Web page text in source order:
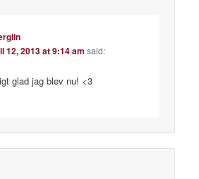
12, 2013 at 9:14 am said:
glad jag blev nu! <3